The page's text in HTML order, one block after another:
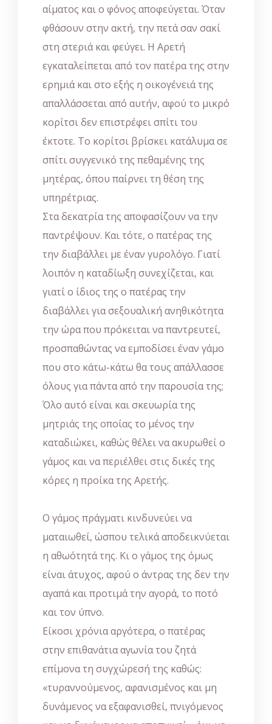
αίματος και ο φόνος αποφεύγεται. Όταν
φθάσουν στην ακτή, την πετά σαν σακί
στη στεριά και φεύγει. Η Αρετή
εγκαταλείπεται από τον πατέρα της στην
ερημιά και στο εξής η οικογένειά της
απαλλάσσεται από αυτήν, αφού το μικρό
κορίτσι δεν επιστρέφει σπίτι του
έκτοτε. Το κορίτσι βρίσκει κατάλυμα σε
σπίτι συγγενικό της πεθαμένης της
μητέρας, όπου παίρνει τη θέση της
υπηρέτριας.
Στα δεκατρία της αποφασίζουν να την
παντρέψουν. Και τότε, ο πατέρας της
την διαβάλλει με έναν γυρολόγο. Γιατί
λοιπόν η καταδίωξη συνεχίζεται, και
γιατί ο ίδιος της ο πατέρας την
διαβάλλει για σεξουαλική ανηθικότητα
την ώρα που πρόκειται να παντρευτεί,
προσπαθώντας να εμποδίσει έναν γάμο
που στο κάτω-κάτω θα τους απάλλασσε
όλους για πάντα από την παρουσία της;
Όλο αυτό είναι και σκευωρία της
μητριάς της οποίας το μένος την
καταδιώκει, καθώς θέλει να ακυρωθεί ο
γάμος και να περιέλθει στις δικές της
κόρες η προίκα της Αρετής.
Ο γάμος πράγματι κινδυνεύει να
ματαιωθεί, ώσπου τελικά αποδεικνύεται
η αθωότητά της. Κι ο γάμος της όμως
είναι άτυχος, αφού ο άντρας της δεν την
αγαπά και προτιμά την αγορά, το ποτό
και τον ύπνο.
Είκοσι χρόνια αργότερα, ο πατέρας
στην επιθανάτια αγωνία του ζητά
επίμονα τη συγχώρεσή της καθώς:
«τυραννούμενος, αφανισμένος και μη
δυνάμενος να εξαφανισθεί, πνιγόμενος